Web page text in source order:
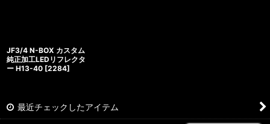
JF3/4 N-BOX カスタム
純正加工LEDリフレクタ
ー H13-40 [2284]
最近チェックしたアイテム